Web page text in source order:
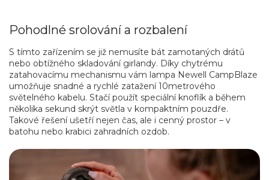
Pohodlné srolování a rozbalení
S tímto zařízením se již nemusíte bát zamotaných drátů
nebo obtížného skladování girlandy. Díky chytrému
zatahovacímu mechanismu vám lampa Newell CampBlaze
umožňuje snadné a rychlé zatažení 10metrového
světelného kabelu. Stačí použít speciální knoflík a během
několika sekund skrýt světla v kompaktním pouzdře.
Takové řešení ušetří nejen čas, ale i cenný prostor – v
batohu nebo krabici zahradních ozdob.